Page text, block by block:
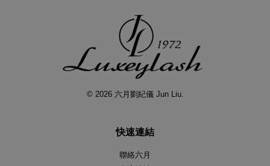
© 2026 六月劉紀儀 Jun Liu.
快速連結
聯絡六月